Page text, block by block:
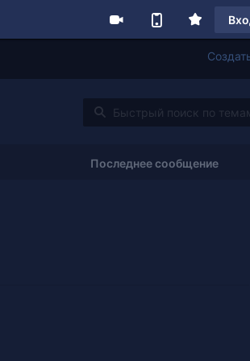
Последнее сообщение